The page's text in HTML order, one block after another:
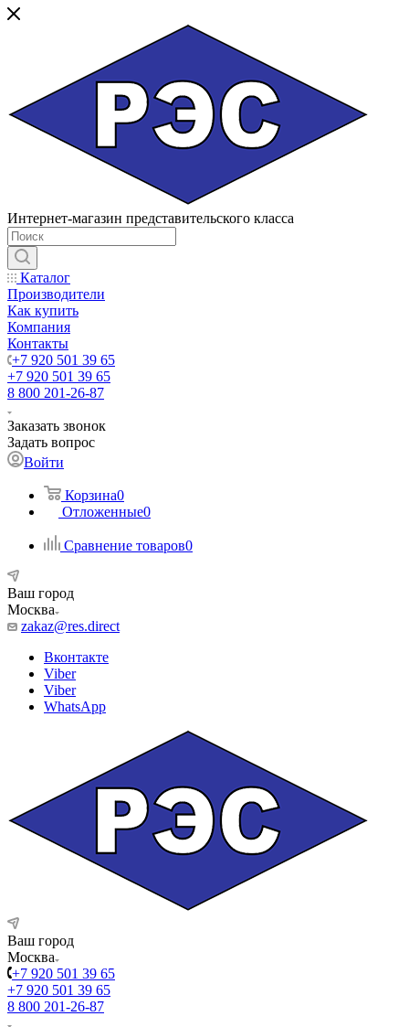
Интернет-магазин представительского класса
Каталог
Производители
Как купить
Компания
Контакты
+7 920 501 39 65
+7 920 501 39 65
8 800 201-26-87
Заказать звонок
Задать вопрос
Войти
Корзина0
Отложенные0
Сравнение товаров0
Ваш город
Москва
zakaz@res.direct
Вконтакте
Viber
Viber
WhatsApp
Ваш город
Москва
+7 920 501 39 65
+7 920 501 39 65
8 800 201-26-87